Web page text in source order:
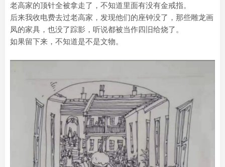
老高家的顶针全被拿走了，不知道里面有没有金戒指。
后来我收电费去过老高家，发现他们的座钟没了，那些雕龙画
凤的家具，也没了踪影，听说都被当作四旧给烧了。
如果留下来，不知道是不是文物。